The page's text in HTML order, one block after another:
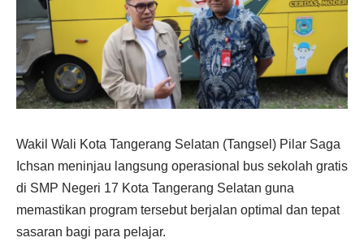
Wakil Wali Kota Tangerang Selatan (Tangsel) Pilar Saga
Ichsan meninjau langsung operasional bus sekolah gratis
di SMP Negeri 17 Kota Tangerang Selatan guna
memastikan program tersebut berjalan optimal dan tepat
sasaran bagi para pelajar.